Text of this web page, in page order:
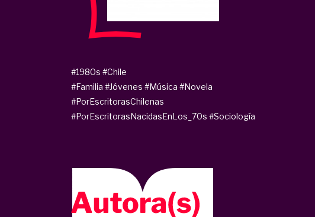
#1980s #Chile
#Familia #Jóvenes #Música #Novela
#PorEscritorasChilenas
#PorEscritorasNacidasEnLos_70s #Sociología